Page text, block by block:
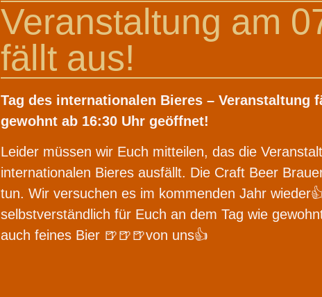
Veranstaltung am
fällt aus!
Tag des internationalen Bieres – Veranstaltung
gewohnt ab 16:30 Uhr geöffnet!
Leider müssen wir Euch mitteilen, das die
internationalen Bieres ausfällt. Die Craft Beer
tun. Wir versuchen es im kommenden Jahr
selbstverständlich für Euch an dem Tag wie
auch feines Bier 🍺🍺🍺von uns👍